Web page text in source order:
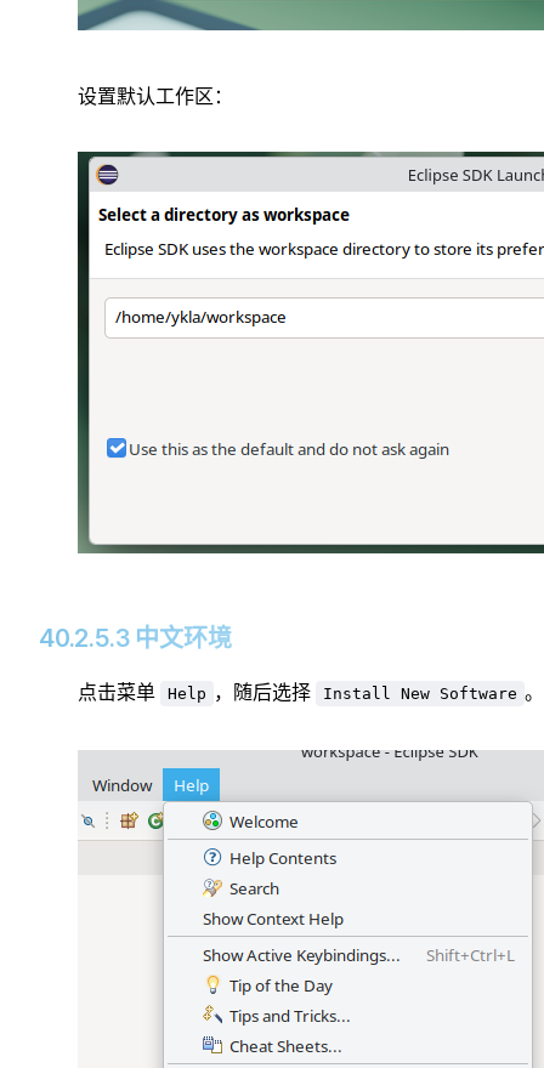
设置默认工作区：
40.2.5.3 中文环境
点击菜单 Help ，随后选择 Install New Software 。